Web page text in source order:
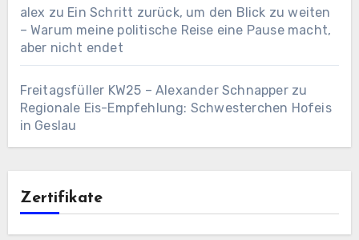
alex zu Ein Schritt zurück, um den Blick zu weiten
– Warum meine politische Reise eine Pause macht,
aber nicht endet
Freitagsfüller KW25 – Alexander Schnapperzu
Regionale Eis-Empfehlung: Schwesterchen Hofeis
in Geslau
Zertifikate